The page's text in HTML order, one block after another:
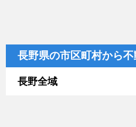
長野県の市区町村から
長野全域